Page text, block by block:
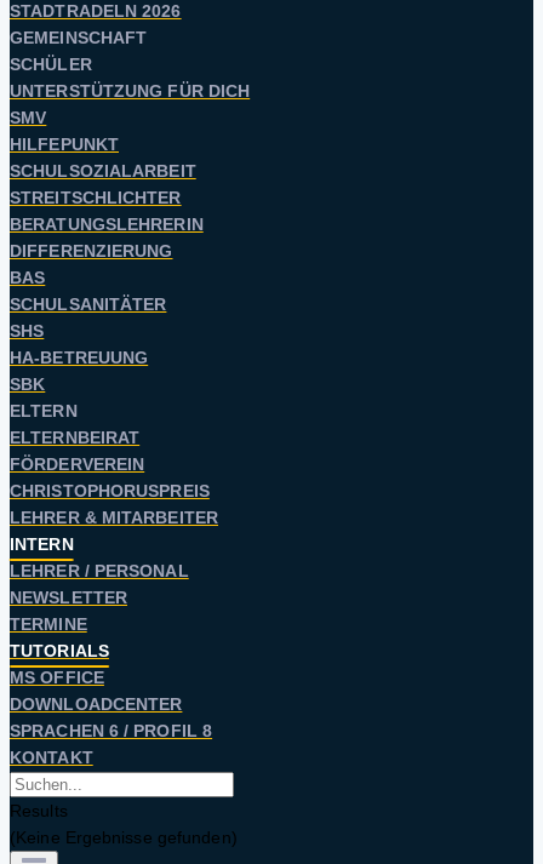
STADTRADELN 2026
GEMEINSCHAFT
SCHÜLER
UNTERSTÜTZUNG FÜR DICH
SMV
HILFEPUNKT
SCHULSOZIALARBEIT
STREITSCHLICHTER
BERATUNGSLEHRERIN
DIFFERENZIERUNG
BAS
SCHULSANITÄTER
SHS
HA-BETREUUNG
SBK
ELTERN
ELTERNBEIRAT
FÖRDERVEREIN
CHRISTOPHORUSPREIS
LEHRER & MITARBEITER
INTERN
LEHRER / PERSONAL
NEWSLETTER
TERMINE
TUTORIALS
MS OFFICE
DOWNLOADCENTER
SPRACHEN 6 / PROFIL 8
KONTAKT
Results
(Keine Ergebnisse gefunden)